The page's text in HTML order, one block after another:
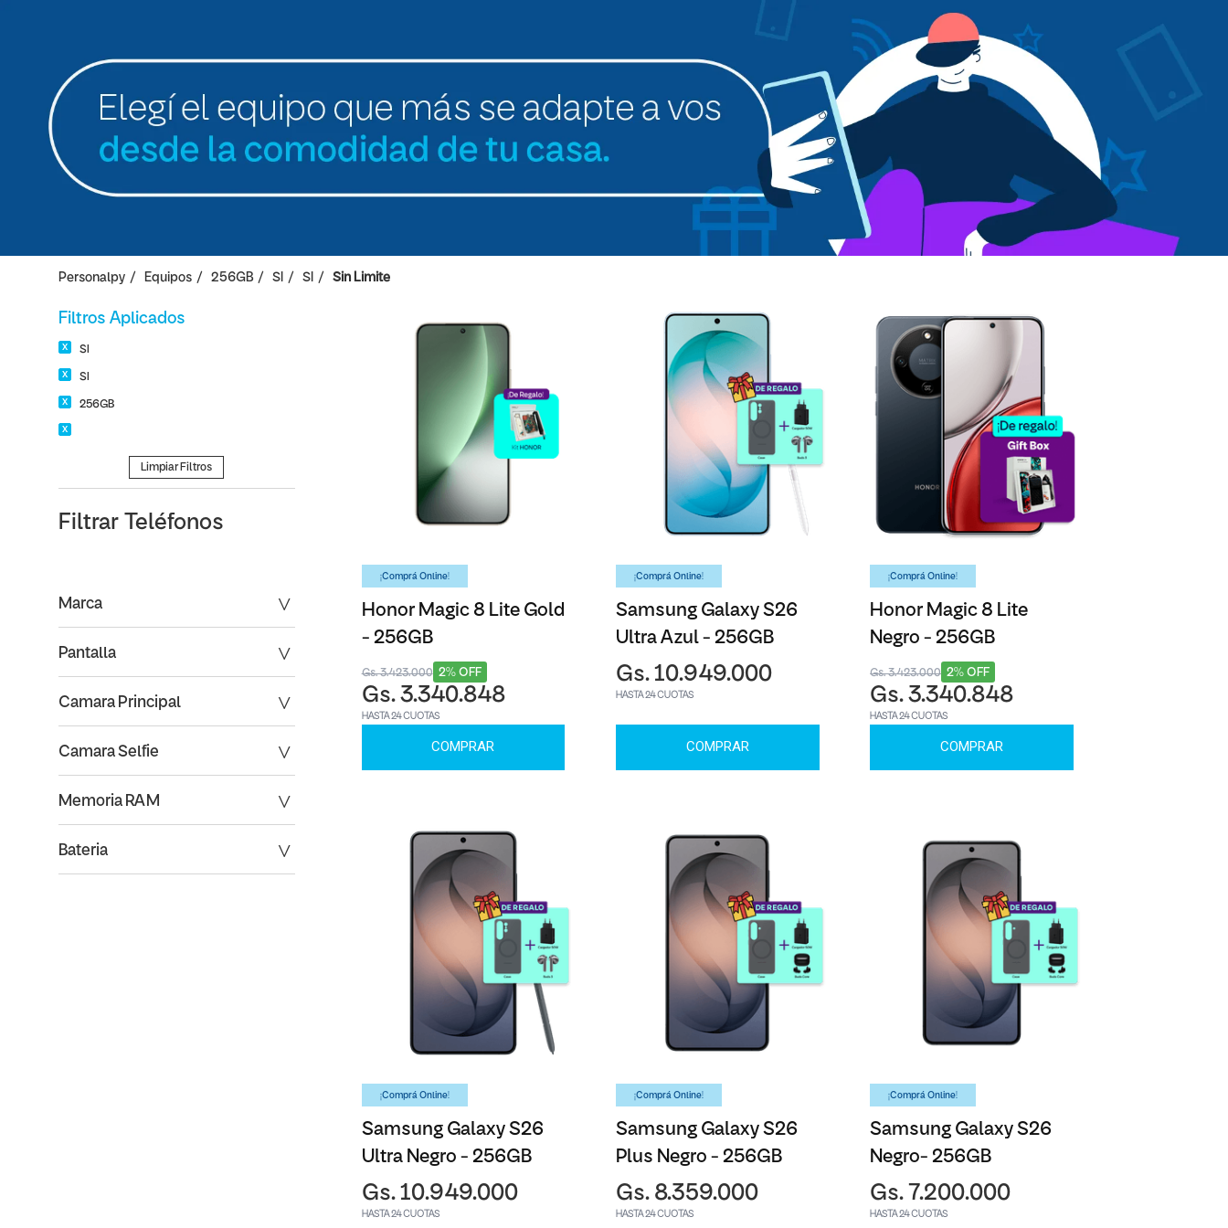
Personalpy Equipos 256GB SI SI Sin Limite
Filtros Aplicados
SI
SI
256GB
Limpiar Filtros
Filtrar Teléfonos
Marca
Pantalla
Camara Principal
Memoria RAM
Camara Selfie
Bateria
¡Comprá Online!
Honor Magic 8 Lite Gold
- 256GB
2% OFF
Gs. 3.423.000
Gs. 3.340.848
HASTA 24 CUOTAS
COMPRAR
¡Comprá Online!
Samsung Galaxy S26
Ultra Azul - 256GB
Gs. 10.949.000
HASTA 24 CUOTAS
COMPRAR
¡Comprá Online!
Honor Magic 8 Lite
Negro - 256GB
2% OFF
Gs. 3.423.000
Gs. 3.340.848
HASTA 24 CUOTAS
COMPRAR
¡Comprá Online!
Samsung Galaxy S26
Ultra Negro - 256GB
Gs. 10.949.000
HASTA 24 CUOTAS
¡Comprá Online!
Samsung Galaxy S26
Plus Negro - 256GB
Gs. 8.359.000
HASTA 24 CUOTAS
¡Comprá Online!
Samsung Galaxy S26
Negro- 256GB
Gs. 7.200.000
HASTA 24 CUOTAS